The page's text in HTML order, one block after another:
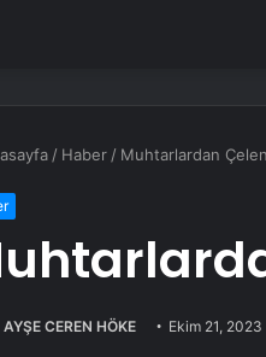
/ Haber / Muhtarlardan
AYŞE CEREN HÖKE Ekim 21, 2023